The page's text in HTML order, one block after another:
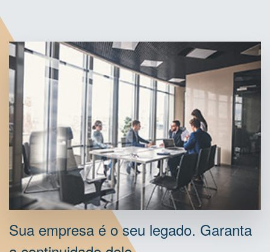
Sua empresa é o seu legado. Garanta